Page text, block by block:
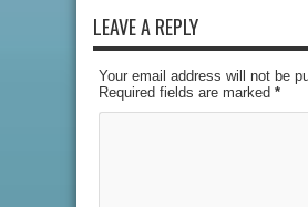
LEAVE A REPLY
Your email address will not be
Required fields are marked *